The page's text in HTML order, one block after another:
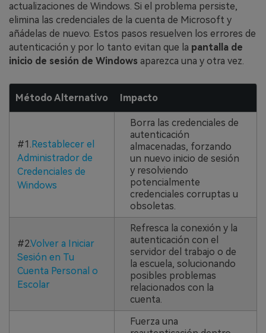
actualizaciones de Windows. Si el problema persiste,
elimina las credenciales de la cuenta de Microsoft y
añádelas de nuevo. Estos pasos resuelven los errores de
autenticación y por lo tanto evitan que la pantalla de
inicio de sesión de Windows aparezca una y otra vez.
Método Alternativo Impacto
#1. Restablecer el
Administrador de
Credenciales de
Windows
Borra las credenciales de
autenticación
almacenadas, forzando
un nuevo inicio de sesión
y resolviendo
potencialmente
credenciales corruptas u
obsoletas.
#2.Volver a Iniciar
Sesión en Tu
Cuenta Personal o
Escolar
Refresca la conexión y la
autenticación con el
servidor del trabajo o de
la escuela, solucionando
posibles problemas
relacionados con la
cuenta.
Fuerza una